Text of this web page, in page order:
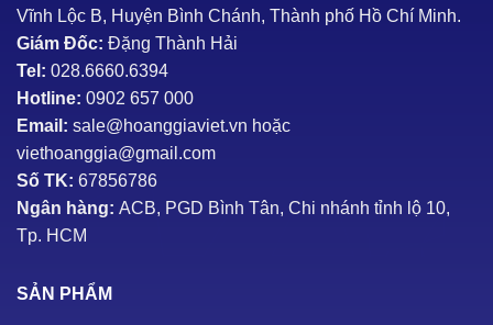
Vĩnh Lộc B, Huyện Bình Chánh, Thành phố Hồ Chí Minh.
Giám Đốc: Đặng Thành Hải
Tel: 028.6660.6394
Hotline: 0902 657 000
Email: sale@hoanggiaviet.vn hoặc
viethoanggia@gmail.com
Số TK: 67856786
Ngân hàng: ACB, PGD Bình Tân, Chi nhánh tỉnh lộ 10,
Tp. HCM
SẢN PHẨM